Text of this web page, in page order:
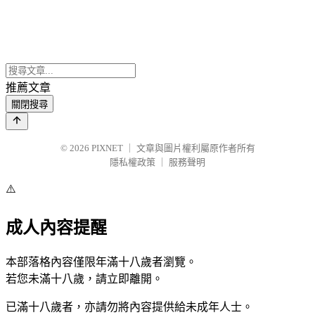
推薦文章
關閉搜尋
© 2026 PIXNET
文章與圖片權利屬原作者所有
隱私權政策
服務聲明
⚠️
成人內容提醒
本部落格內容僅限年滿十八歲者瀏覽。
若您未滿十八歲，請立即離開。
已滿十八歲者，亦請勿將內容提供給未成年人士。